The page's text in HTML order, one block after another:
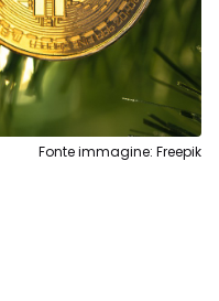
Fonte immagine: Freepik